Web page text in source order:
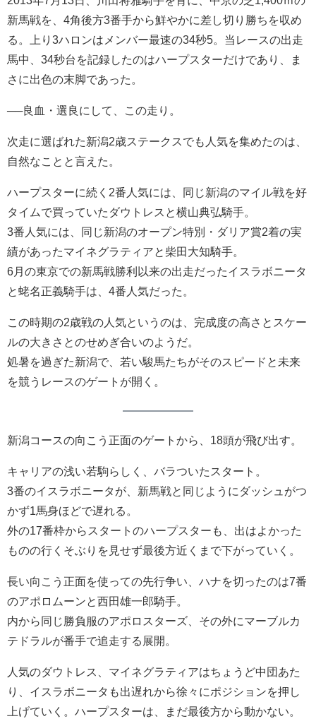
新馬戦を、4角後方3番手から鮮やかに差し切り勝ちを収め
る。上り3ハロンはメンバー最速の34秒5。当レースの出走
馬中、34秒台を記録したのはハープスターだけであり、ま
さに出色の末脚であった。
──良血・選良にして、この走り。
次走に選ばれた新潟2歳ステークスでも人気を集めたのは、
自然なことと言えた。
ハープスターに続く2番人気には、同じ新潟のマイル戦を好
タイムで買っていたダウトレスと横山典弘騎手。
3番人気には、同じ新潟のオープン特別・ダリア賞2着の実
績があったマイネグラティアと柴田大知騎手。
6月の東京での新馬戦勝利以来の出走だったイスラボニータ
と蛯名正義騎手は、4番人気だった。
この時期の2歳戦の人気というのは、完成度の高さとスケー
ルの大きさとのせめぎ合いのようだ。
処暑を過ぎた新潟で、若い駿馬たちがそのスピードと未来
を競うレースのゲートが開く。
新潟コースの向こう正面のゲートから、18頭が飛び出す。
キャリアの浅い若駒らしく、バラついたスタート。
3番のイスラボニータが、新馬戦と同じようにダッシュがつ
かず1馬身ほどで遅れる。
外の17番枠からスタートのハープスターも、出はよかった
ものの行くそぶりを見せず最後方近くまで下がっていく。
長い向こう正面を使っての先行争い、ハナを切ったのは7番
のアポロムーンと西田雄一郎騎手。
内から同じ勝負服のアポロスターズ、その外にマーブルカ
テドラルが番手で追走する展開。
人気のダウトレス、マイネグラティアはちょうど中団あた
り、イスラボニータも出遅れから徐々にポジションを押し
上げていく。ハープスターは、まだ最後方から動かない。